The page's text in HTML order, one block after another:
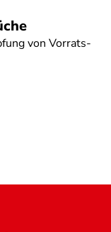
von Vorrats-